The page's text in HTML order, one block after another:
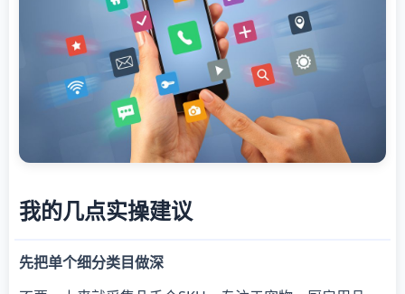
我的几点实操建议
先把单个细分类目做深